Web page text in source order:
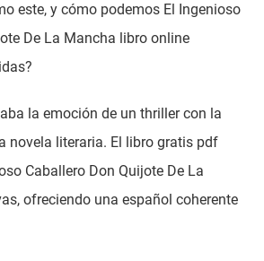
este, y cómo podemos El Ingenioso
De La Mancha libro online​
la emoción de un thriller con la
novela literaria. El libro gratis pdf
Caballero Don Quijote De La
ofreciendo una español coherente